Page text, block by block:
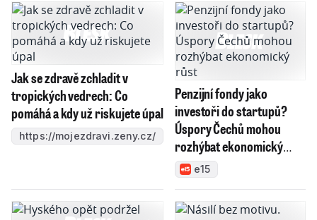
Jak se zdravě zchladit v
tropických vedrech: Co
pomáhá a kdy už riskujete úpal
https://mojezdravi.zeny.cz/
Penzijní fondy jako
investoři do startupů?
Úspory Čechů mohou
rozhýbat ekonomický
růste15